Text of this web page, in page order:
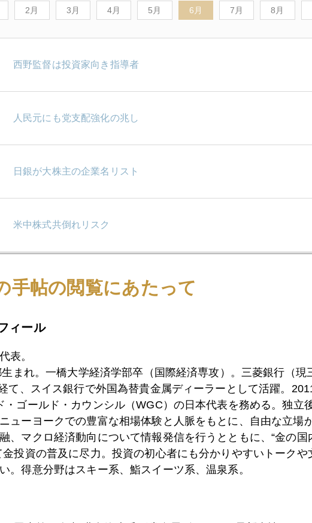
2月 3月 4月 5月 6月 7月 8月
西野監督は投資家向き指導者
人民元にも党支配強化の兆し
日銀が大株主の企業名リスト
米中株式共倒れリスク
金に関する日経掲載原稿
私の相場失敗談
中央銀行「シントラの密約」
地震と金
手帖の閲覧にあたって
ィール
表。
まれ。一橋大学経済学部卒（国際経済専攻）。三菱銀行（現
て、スイス銀行で外国為替貴金属ディーラーとして活躍。
・ゴールド・カウンシル（WGC）の日本代表を務める。独立
ューヨークでの豊富な相場体験と人脈をもとに、自由な立場
、マクロ経済動向について情報発信を行うとともに、“金の国
金投資の普及に尽力。投資の初心者にも分かりやすいトークや
。得意分野はスキー系、鮨スイーツ系、温泉系。